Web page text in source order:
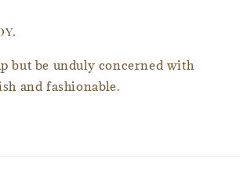
but be unduly concerned with
and fashionable.